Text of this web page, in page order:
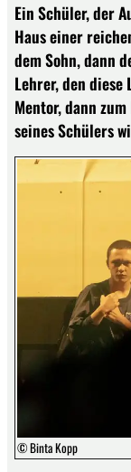
Ein Schüler, der
Haus einer
dem Sohn, dann
Lehrer, den
Mentor, dann
seines Schülers
© Binta Kopp